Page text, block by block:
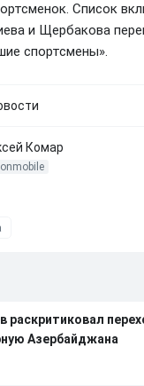
Список
и Щербакова
спортсмены».
Комар
раскритиковал
Азербайджана